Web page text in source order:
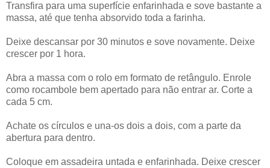
Transfira para uma superfície enfarinhada e sove bastante a
massa, até que tenha absorvido toda a farinha.
Deixe descansar por 30 minutos e sove novamente. Deixe
crescer por 1 hora.
Abra a massa com o rolo em formato de retângulo. Enrole
como rocambole bem apertado para não entrar ar. Corte a
cada 5 cm.
Achate os círculos e una-os dois a dois, com a parte da
abertura para dentro.
Coloque em assadeira untada e enfarinhada. Deixe crescer